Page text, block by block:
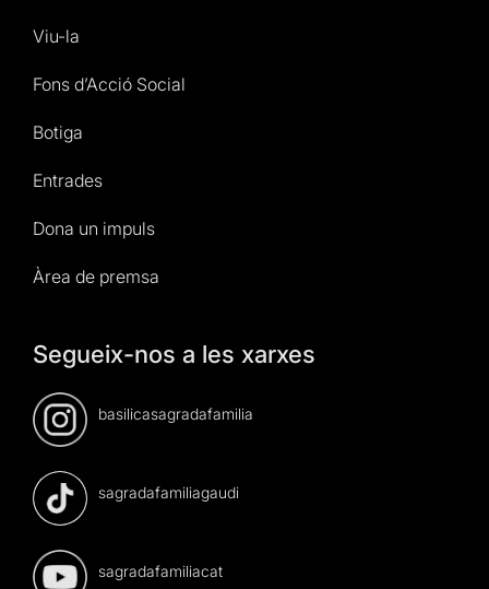
Viu-la
Fons d’Acció Social
Botiga
Entrades
Dona un impuls
Àrea de premsa
Segueix-nos a les xarxes
basilicasagradafamilia
sagradafamiliagaudi
sagradafamiliacat